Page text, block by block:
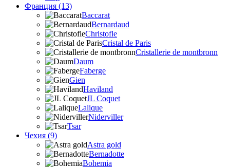
Франция (13)
Baccarat
Bernardaud
Christofle
Cristal de Paris
Cristallerie de montbronn
Daum
Faberge
Gien
Haviland
JL Coquet
Lalique
Niderviller
Tsar
Чехия (9)
Astra gold
Bernadotte
Bohemia